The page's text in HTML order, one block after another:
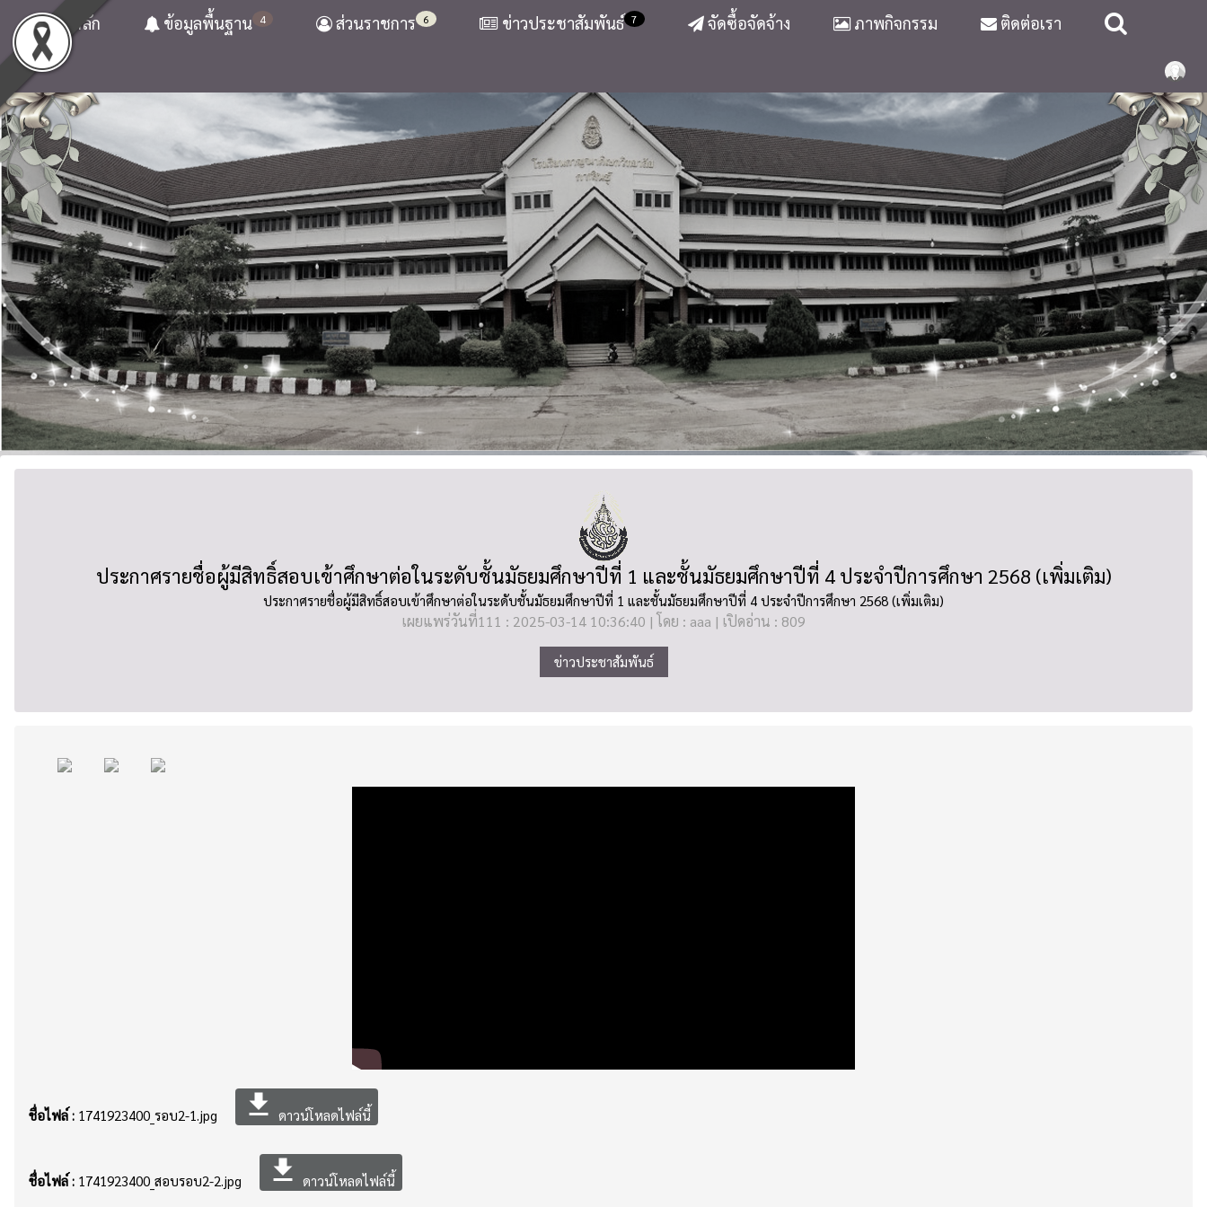
หน้าหลัก 4
ข้อมูลพื้นฐาน 6
ส่วนราชการ 7
ข่าวประชาสัมพันธ์ จัดซื้อจัดจ้าง ภาพกิจกรรม ติดต่อเรา
ประกาศรายชื่อผู้มีสิทธิ์สอบเข้าศึกษาต่อในระดับชั้นมัธยมศึกษาปีที่ 1 และชั้นมัธยมศึกษาปีที่ 4 ประจำปีการศึกษา 2568 (เพิ่มเติม)
ประกาศรายชื่อผู้มีสิทธิ์สอบเข้าศึกษาต่อในระดับชั้นมัธยมศึกษาปีที่ 1 และชั้นมัธยมศึกษาปีที่ 4 ประจำปีการศึกษา 2568 (เพิ่มเติม)
เผยแพร่วันที่111 : 2025-03-14 10:36:40 | โดย : aaa | เปิดอ่าน : 809
ข่าวประชาสัมพันธ์
ชื่อไฟล์ : 1741923400_รอบ2-1.jpg file_download ดาวน์โหลดไฟล์นี้
ชื่อไฟล์ : 1741923400_สอบรอบ2-2.jpg file_download ดาวน์โหลดไฟล์นี้